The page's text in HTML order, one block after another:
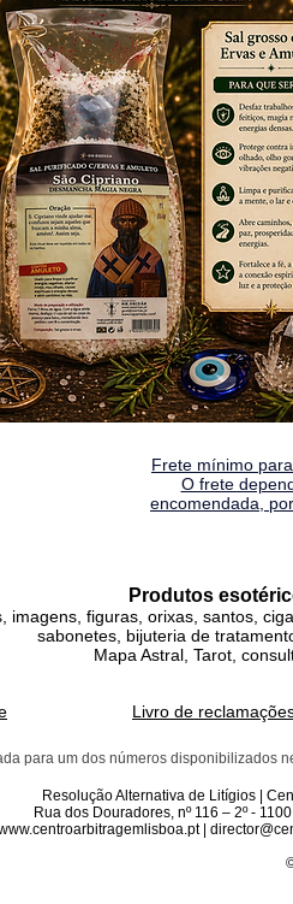
Frete mínimo
O frete
encomendada,
Produtos
imagens, figuras, orixas, santos,
sabonetes, bijuteria de
Mapa Astral, Tarot,
Livro de
para um dos números disponibilizados
Resolução Alternativa de Litígios |
Rua dos Douradores, nº 116 – 2º -
|